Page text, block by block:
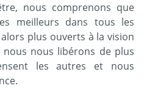
nous comprenons que
meilleurs dans tous les
plus ouverts à la vision
nous libérons de plus
les autres et nous